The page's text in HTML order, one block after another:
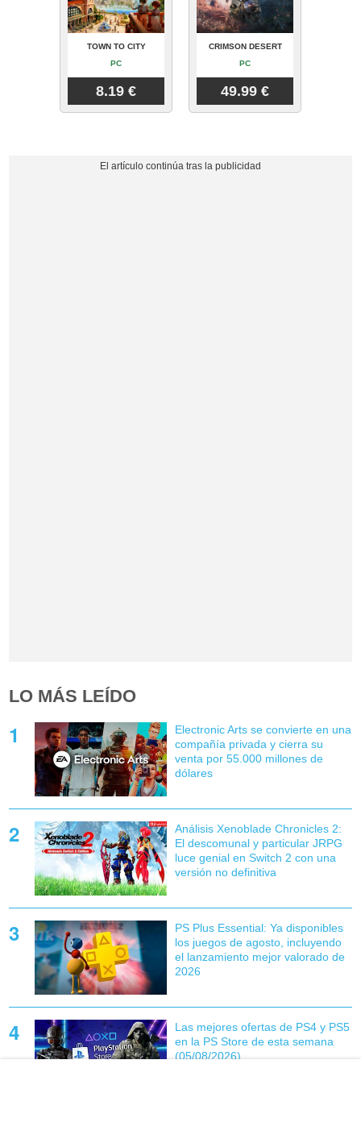
TOWN TO CITY
PC
8.19 €
CRIMSON DESERT
PC
49.99 €
LO MÁS LEÍDO
Electronic Arts se convierte en una
compañía privada y cierra su
venta por 55.000 millones de
dólares
Análisis Xenoblade Chronicles 2:
El descomunal y particular JRPG
luce genial en Switch 2 con una
versión no definitiva
PS Plus Essential: Ya disponibles
los juegos de agosto, incluyendo
el lanzamiento mejor valorado de
2026
Las mejores ofertas de PS4 y PS5
en la PS Store de esta semana
(05/08/2026)